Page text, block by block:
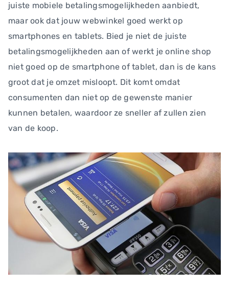
juiste mobiele betalingsmogelijkheden aanbiedt,
maar ook dat jouw webwinkel goed werkt op
smartphones en tablets. Bied je niet de juiste
betalingsmogelijkheden aan of werkt je online shop
niet goed op de smartphone of tablet, dan is de kans
groot dat je omzet misloopt. Dit komt omdat
consumenten dan niet op de gewenste manier
kunnen betalen, waardoor ze sneller af zullen zien
van de koop.